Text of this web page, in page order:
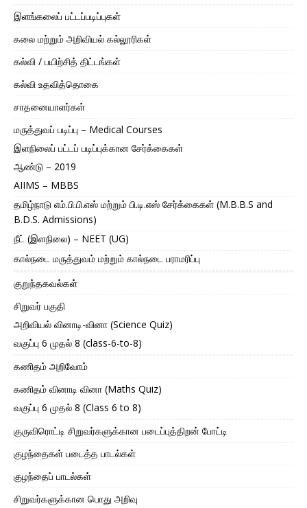
இளங்கலைப் பட்டப்படிப்புகள்
கலை மற்றும் அறிவியல் கல்லூரிகள்
கல்வி / பயிற்சித் திட்டங்கள்
கல்வி உதவித்தொகை
சாதனையாளர்கள்
மருத்துவப் படிப்பு – Medical Courses
இளநிலைப் பட்டப் படிப்புக்கான சேர்க்கைகள்
ஆண்டு – 2019
AIIMS – MBBS
தமிழ்நாடு எம்.பி.பி.எஸ் மற்றும் பி.டி.எஸ் சேர்க்கைகள் (M.B.B.S and
B.D.S. Admissions)
நீட் (இளநிலை) – NEET (UG)
கால்நடை மருத்துவம் மற்றும் கால்நடை பராமரிப்பு
குறுந்தகவல்கள்
சிறுவர் பகுதி
அறிவியல் வினாடி-வினா (Science Quiz)
வகுப்பு 6 முதல் 8 (class-6-to-8)
கணிதம் அறிவோம்
கணிதம் வினாடி வினா (Maths Quiz)
வகுப்பு 6 முதல் 8 (Class 6 to 8)
குருவிரொட்டி சிறுவர்களுக்கான படைப்புத்திறன் போட்டி
குழந்தைகள் படைத்த பாடல்கள்
குழந்தைப் பாடல்கள்
சிறுவர்களுக்கான பொது அறிவு